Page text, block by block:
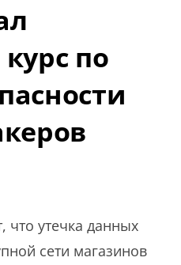
по
что утечка данных
сети магазинов